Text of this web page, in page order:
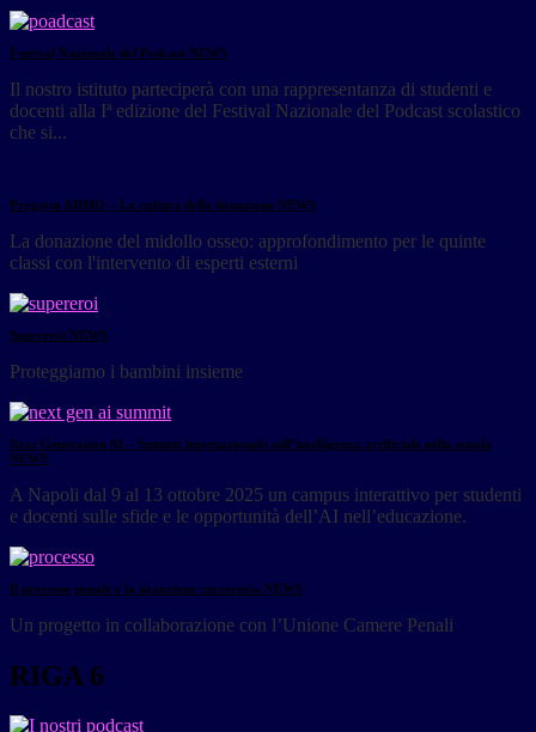
Festival Nazionale del Podcast NEWS
Il nostro istituto parteciperà con una rappresentanza di studenti e
docenti alla Iª edizione del Festival Nazionale del Podcast scolastico
che si...
Progetto ADMO – La cultura della donazione NEWS
La donazione del midollo osseo: approfondimento per le quinte
classi con l'intervento di esperti esterni
Supereroi NEWS
Proteggiamo i bambini insieme
Next Generation AI – Summit internazionale sull’intelligenza artificiale nella scuola
NEWS
A Napoli dal 9 al 13 ottobre 2025 un campus interattivo per studenti
e docenti sulle sfide e le opportunità dell’AI nell’educazione.
Il processo penale e la situazione carceraria NEWS
Un progetto in collaborazione con l’Unione Camere Penali
RIGA 6